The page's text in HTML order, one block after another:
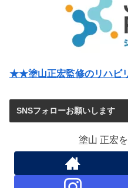
★★塗山正宏監修のリハ
SNSフォローお願いします
塗山 正宏